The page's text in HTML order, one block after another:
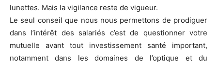
lunettes. Mais la vigilance reste de vigueur.
Le seul conseil que nous nous permettons de prodiguer
dans l’intérêt des salariés c’est de questionner votre
mutuelle avant tout investissement santé important,
notamment dans les domaines de l’optique et du